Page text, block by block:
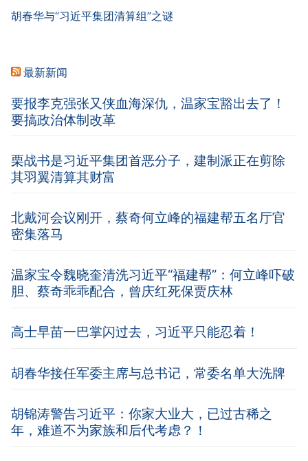
胡春华与“习近平集团清算组”之谜
最新新闻
要报李克强张又侠血海深仇，温家宝豁出去了！
要搞政治体制改革
栗战书是习近平集团首恶分子，建制派正在剪除
其羽翼清算其财富
北戴河会议刚开，蔡奇何立峰的福建帮五名厅官
密集落马
温家宝令魏晓奎清洗习近平“福建帮”：何立峰吓破
胆、蔡奇乖乖配合，曾庆红死保贾庆林
高士早苗一巴掌闪过去，习近平只能忍着！
胡春华接任军委主席与总书记，常委名单大洗牌
胡锦涛警告习近平：你家大业大，已过古稀之
年，难道不为家族和后代考虑？！